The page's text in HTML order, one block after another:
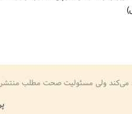
می‌کند ولی مسئولیت صحت مطلب